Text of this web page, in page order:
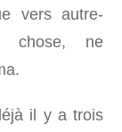
vers autre-
chose, ne
il y a trois